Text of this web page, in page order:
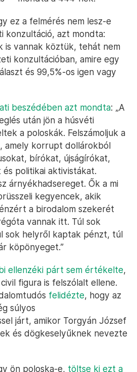
ez a felmérés nem lesz-e
konzultáció, azt mondta:
is vannak köztük, tehát nem
konzultációban, amire egy
és 99,5%-os igen vagy
beszédében azt mondta: „A
után jön a húsvéti
a poloskák. Felszámoljuk a
amely korrupt dollárokból
bírókat, újságírókat,
politikai aktivistákat.
árnyékhadsereget. Ők a mi
kegyencek, akik
a birodalom szekerét
vannak itt. Túl sok
sok helyről kaptak pénzt, túl
köpönyeget.”
ellenzéki párt sem értékelte,
figura is felszólalt ellene.
felidézte, hogy az
súlyos
járt, amikor Torgyán József
és dögkeselyűknek nevezte
ön poloska-e, töltse ki ezt a